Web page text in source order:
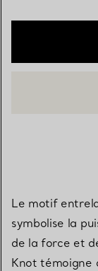
CONTACTER
Le motif
symbolise la
de la force et
Knot témoigne